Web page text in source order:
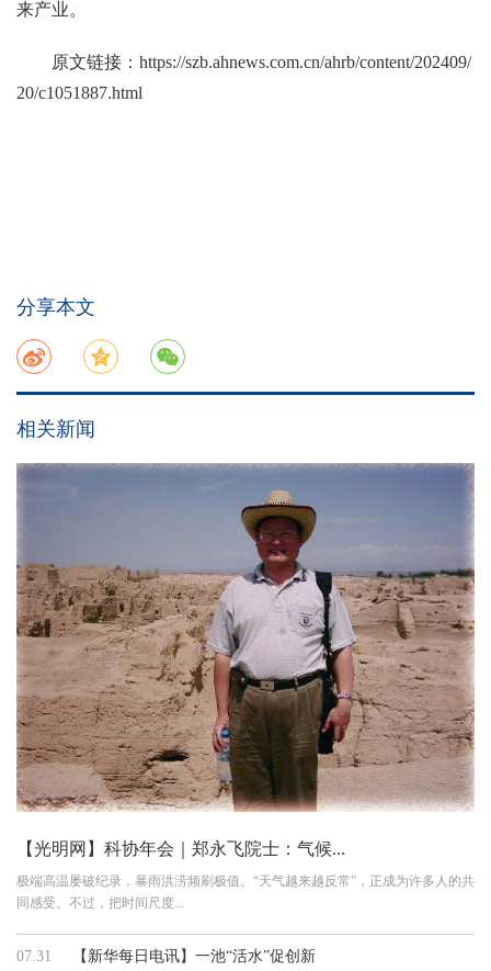
来产业。
原文链接： https://szb.ahnews.com.cn/ahrb/content/202409/
20/c1051887.html
分享本文
相关新闻
【光明网】科协年会｜郑永飞院士：气候...
极端高温屡破纪录，暴雨洪涝频刷极值。“天气越来越反常”，正成为许多人的共
同感受。不过，把时间尺度...
07.31 【新华每日电讯】一池“活水”促创新